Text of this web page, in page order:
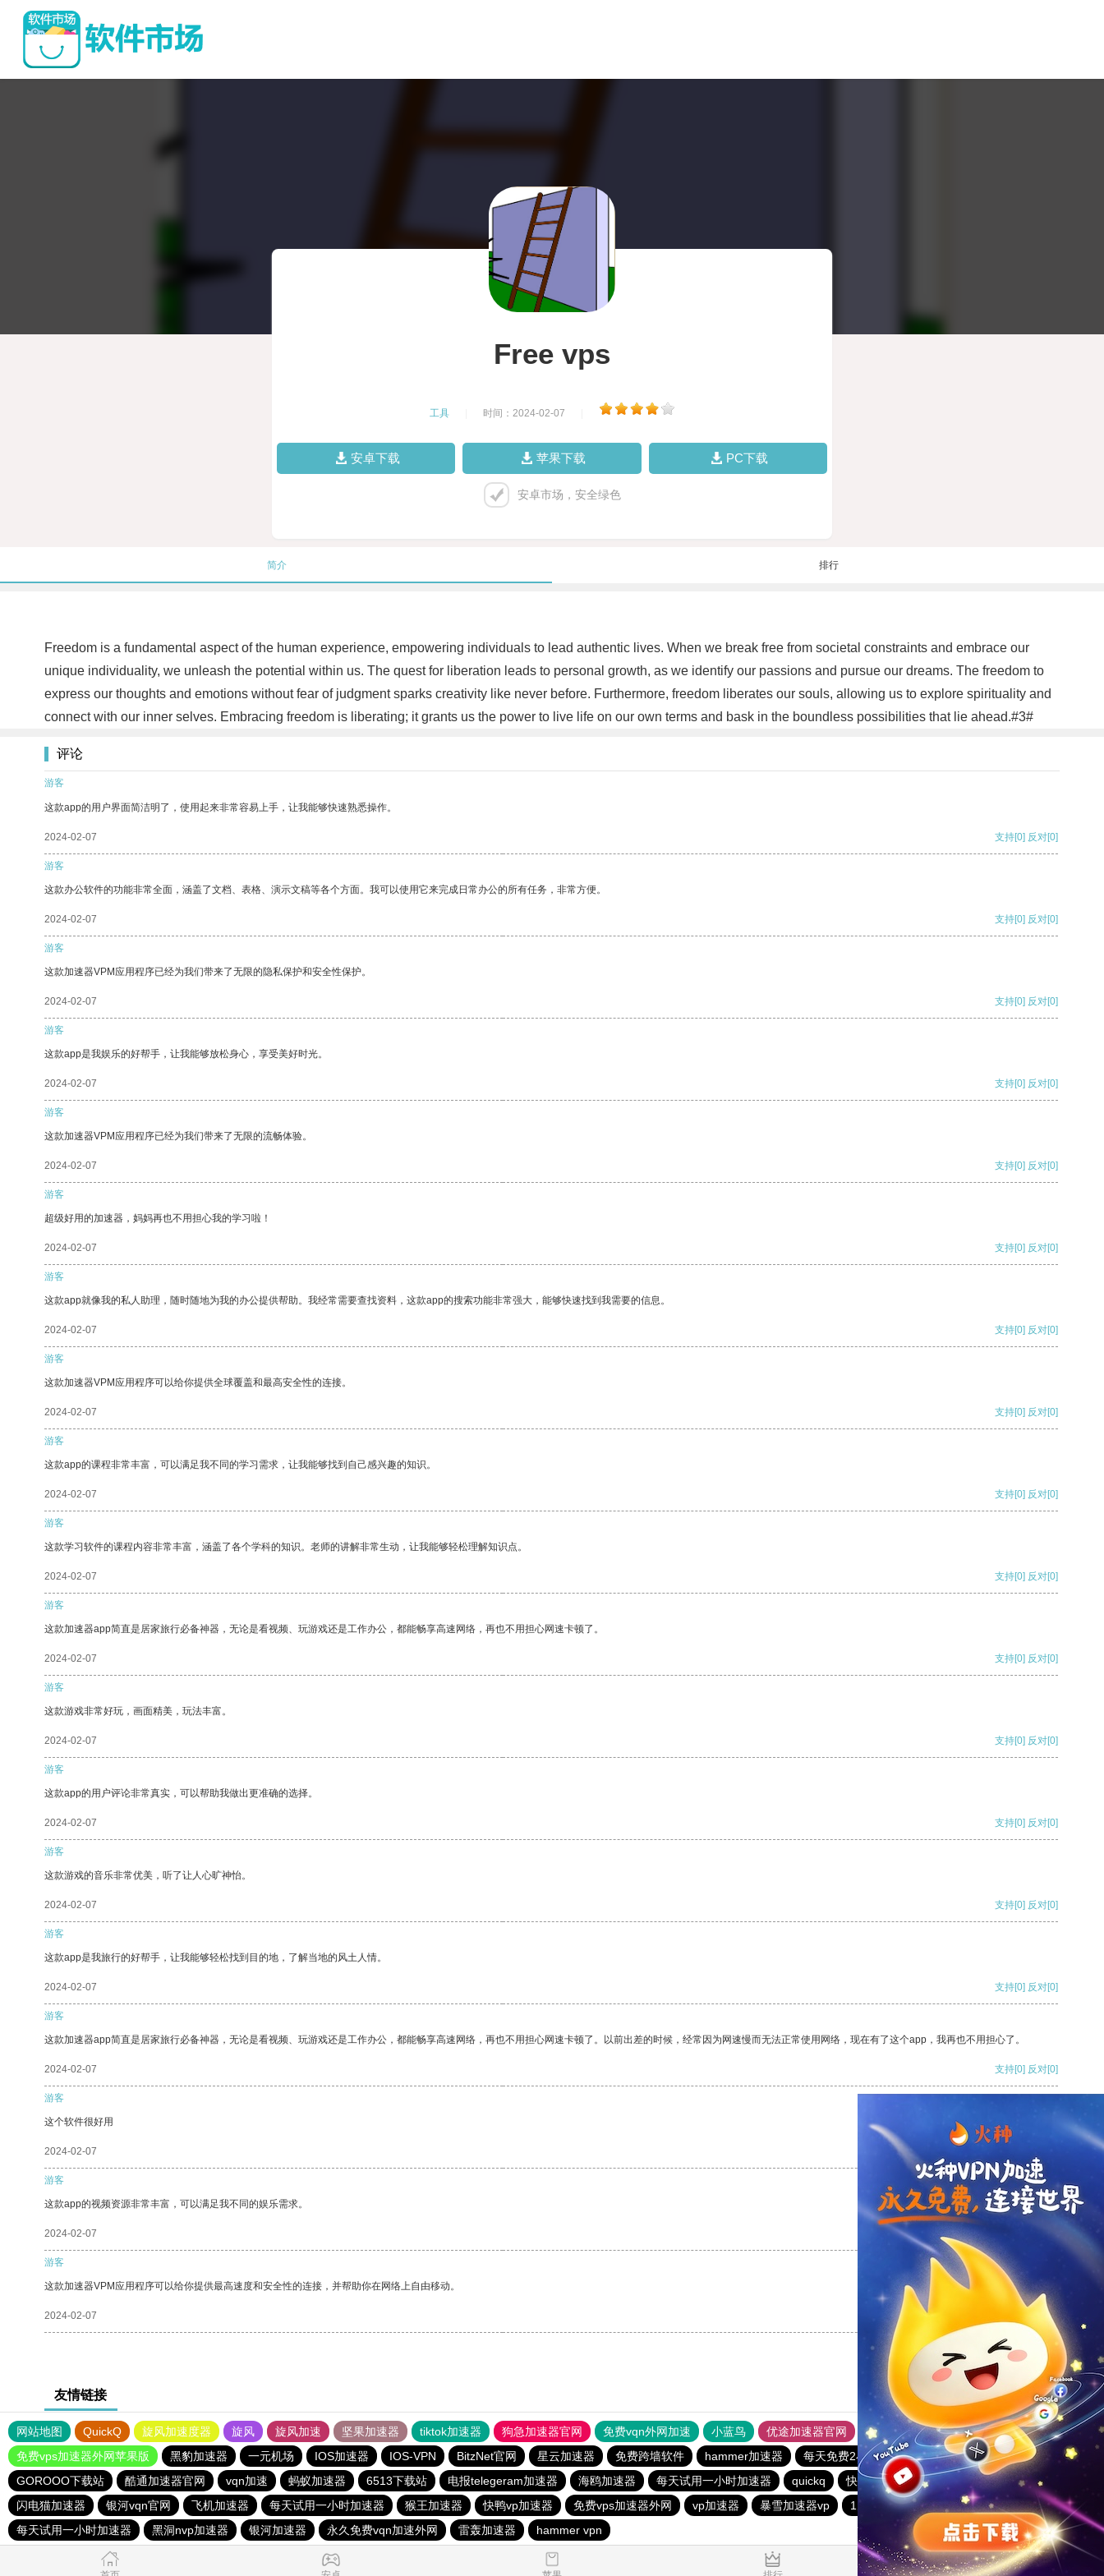
Free vps
工具 时间：2024-02-07
安卓下载 苹果下载 PC下载
安卓市场，安全绿色
简介 排行
Freedom is a fundamental aspect of the human experience, empowering individuals to lead authentic lives. When we break free from societal constraints and embrace our
unique individuality, we unleash the potential within us. The quest for liberation leads to personal growth, as we identify our passions and pursue our dreams. The freedom to
express our thoughts and emotions without fear of judgment sparks creativity like never before. Furthermore, freedom liberates our souls, allowing us to explore spirituality and
connect with our inner selves. Embracing freedom is liberating; it grants us the power to live life on our own terms and bask in the boundless possibilities that lie ahead.#3#
评论
游客
这款app的用户界面简洁明了，使用起来非常容易上手，让我能够快速熟悉操作。
2024-02-07 支持[0] 反对[0]
游客
这款办公软件的功能非常全面，涵盖了文档、表格、演示文稿等各个方面。我可以使用它来完成日常办公的所有任务，非常方便。
2024-02-07 支持[0] 反对[0]
游客
这款加速器VPM应用程序已经为我们带来了无限的隐私保护和安全性保护。
2024-02-07 支持[0] 反对[0]
游客
这款app是我娱乐的好帮手，让我能够放松身心，享受美好时光。
2024-02-07 支持[0] 反对[0]
游客
这款加速器VPM应用程序已经为我们带来了无限的流畅体验。
2024-02-07 支持[0] 反对[0]
游客
超级好用的加速器，妈妈再也不用担心我的学习啦！
2024-02-07 支持[0] 反对[0]
游客
这款app就像我的私人助理，随时随地为我的办公提供帮助。我经常需要查找资料，这款app的搜索功能非常强大，能够快速找到我需要的信息。
2024-02-07 支持[0] 反对[0]
游客
这款加速器VPM应用程序可以给你提供全球覆盖和最高安全性的连接。
2024-02-07 支持[0] 反对[0]
游客
这款app的课程非常丰富，可以满足我不同的学习需求，让我能够找到自己感兴趣的知识。
2024-02-07 支持[0] 反对[0]
游客
这款学习软件的课程内容非常丰富，涵盖了各个学科的知识。老师的讲解非常生动，让我能够轻松理解知识点。
2024-02-07 支持[0] 反对[0]
游客
这款加速器app简直是居家旅行必备神器，无论是看视频、玩游戏还是工作办公，都能畅享高速网络，再也不用担心网速卡顿了。
2024-02-07 支持[0] 反对[0]
游客
这款游戏非常好玩，画面精美，玩法丰富。
2024-02-07 支持[0] 反对[0]
游客
这款app的用户评论非常真实，可以帮助我做出更准确的选择。
2024-02-07 支持[0] 反对[0]
游客
这款游戏的音乐非常优美，听了让人心旷神怡。
2024-02-07 支持[0] 反对[0]
游客
这款app是我旅行的好帮手，让我能够轻松找到目的地，了解当地的风土人情。
2024-02-07 支持[0] 反对[0]
游客
这款加速器app简直是居家旅行必备神器，无论是看视频、玩游戏还是工作办公，都能畅享高速网络，再也不用担心网速卡顿了。以前出差的时候，经常因为网速慢而无法正常使用网络，现在有了这个app，我再也不用担心了。
2024-02-07 支持[0] 反对[0]
游客
这个软件很好用
2024-02-07
游客
这款app的视频资源非常丰富，可以满足我不同的娱乐需求。
2024-02-07 反对
游客
这款加速器VPM应用程序可以给你提供最高速度和安全性的连接，并帮助你在网络上自由移动。
2024-02-07 反对[0]
友情链接
网站地图 QuickQ 旋风加速度器 旋风 旋风加速 坚果加速器 tiktok加速器 狗急加速器官网 免费vqn外网加速 小蓝鸟 优途加速器官网 风驰加速器 旋风加速器
八戒看书
免费vps加速器外网苹果版
黑豹加速器 一元机场 IOS加速器 IOS-VPN BitzNet官网 星云加速器 免费跨墙软件 hammer加速器 每天免费2小时加速器
黑洞加速官网
GOROOO下载站
酷通加速器官网 vqn加速 蚂蚁加速器 6513下载站 电报telegeram加速器 海鸥加速器 每天试用一小时加速器 quickq 快橙加速器
十大免费海外加速神器
闪电猫加速器
银河vqn官网 飞机加速器 每天试用一小时加速器 猴王加速器 快鸭vp加速器 免费vps加速器外网 vp加速器 暴雪加速器vp 1元机场 免费vqn加速外网
芒果下载站
每天试用一小时加速器
黑洞nvp加速器 银河加速器 永久免费vqn加速外网 雷轰加速器 hammer vpn